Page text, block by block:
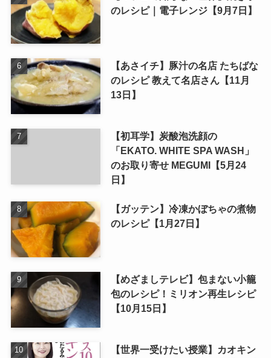
のレシピ｜電子レンジ【9月7日】
【あさイチ】豚汁の名店 たちばな
のレシピ 教えて名店さん【11月
13日】
【初耳学】炭酸泡洗顔の
「EKATO. WHITE SPA WASH」
のお取り寄せ MEGUMI【5月24
日】
【ガッテン】冷凍かぼちゃの煮物
のレシピ【1月27日】
【めざましテレビ】包まない小籠
包のレシピ！ミリオン再生レシピ
【10月15日】
【世界一受けたい授業】カオキン